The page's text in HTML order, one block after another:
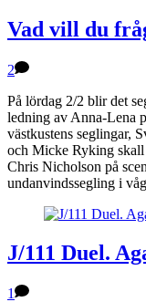
Vad vill du
2
På lördag 2/2 blir det
ledning av Anna-Lena
västkustens seglingar,
och Micke Ryking
Chris Nicholson på
undanvindssegling i
J/111 Duel.
1